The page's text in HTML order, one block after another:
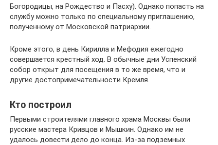
Богородицы, на Рождество и Пасху). Однако попасть на
службу можно только по специальному приглашению,
полученному от Московской патриархии.
Кроме этого, в день Кирилла и Мефодия ежегодно
совершается крестный ход. В обычные дни Успенский
собор открыт для посещения в то же время, что и
другие достопримечательности Кремля.
Кто построил
Первыми строителями главного храма Москвы были
русские мастера Кривцов и Мышкин. Однако им не
удалось довести дело до конца. Из-за подземных